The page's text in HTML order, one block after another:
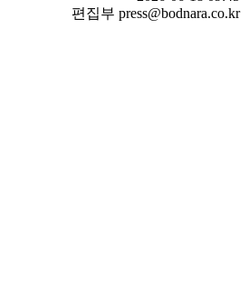
편집부 press@bodnara.co.kr